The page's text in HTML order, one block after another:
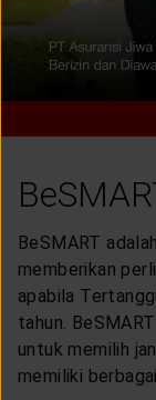
BeSMART
memberikan
apabila
tahun.
untuk memilih
memiliki
TENTANG
ACARA